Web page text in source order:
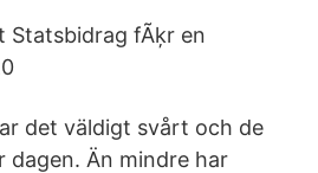
Statsbidrag fÃķr en
det väldigt svårt och de
dagen. Än mindre har